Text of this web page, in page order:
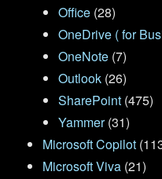
Office (28)
OneDrive ( for
OneNote (7)
Outlook (26)
SharePoint (475)
Yammer(31)
Microsoft Copilot
Microsoft Viva (21)